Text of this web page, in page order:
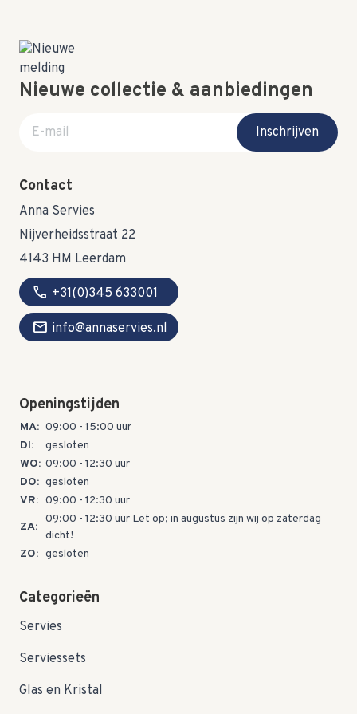
Nieuwe collectie & aanbiedingen
E-mail adres
Inschrijven
Contact
Anna Servies
Nijverheidsstraat 22
4143 HM Leerdam
call +31(0)345 633001
mail info@annaservies.nl
Openingstijden
MA: 09:00 - 15:00 uur
DI:
gesloten
WO: 09:00 - 12:30 uur
DO: gesloten
VR: 09:00 - 12:30 uur
ZA:
09:00 - 12:30 uur Let op; in augustus zijn wij op zaterdag
dicht!
ZO: gesloten
Categorieën
Servies
Serviessets
Glas en Kristal